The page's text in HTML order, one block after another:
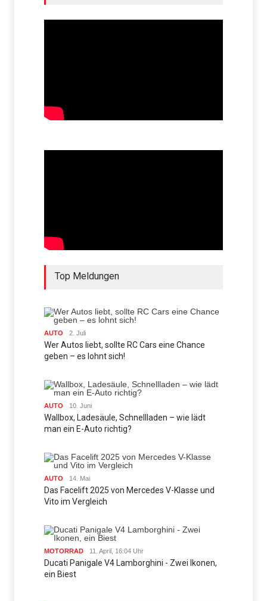
Top Meldungen
AUTO 2. Juli
Wer Autos liebt, sollte RC Cars eine Chance
geben – es lohnt sich!
AUTO 10. Juni
Wallbox, Ladesäule, Schnellladen – wie lädt
man ein E-Auto richtig?
AUTO 14. Mai
Das Facelift 2025 von Mercedes V-Klasse und
Vito im Vergleich
MOTORRAD 11. April, 16:04 Uhr
Ducati Panigale V4 Lamborghini - Zwei Ikonen,
ein Biest